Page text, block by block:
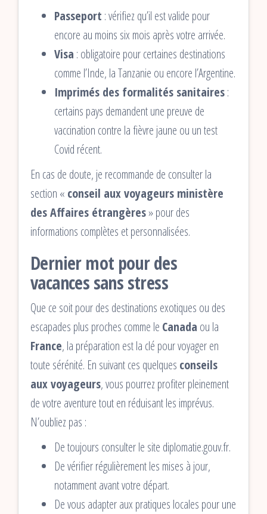
Passeport : vérifiez qu’il est valide pour
encore au moins six mois après votre arrivée.
Visa : obligatoire pour certaines destinations
comme l’Inde, la Tanzanie ou encore l’Argentine.
Imprimés des formalités sanitaires:
certains pays demandent une preuve de
vaccination contre la fièvre jaune ou un test
Covid récent.
En cas de doute, je recommande de consulter la
section « conseil aux voyageurs ministère
des Affaires étrangères» pour des
informations complètes et personnalisées.
Dernier mot pour des
vacances sans stress
Que ce soit pour des destinations exotiques ou des
escapades plus proches comme le Canada ou la
France, la préparation est la clé pour voyager en
toute sérénité. En suivant ces quelques conseils
aux voyageurs, vous pourrez profiter pleinement
de votre aventure tout en réduisant les imprévus.
N’oubliez pas :
De toujours consulter le site diplomatie.gouv.fr.
De vérifier régulièrement les mises à jour,
notamment avant votre départ.
De vous adapter aux pratiques locales pour une